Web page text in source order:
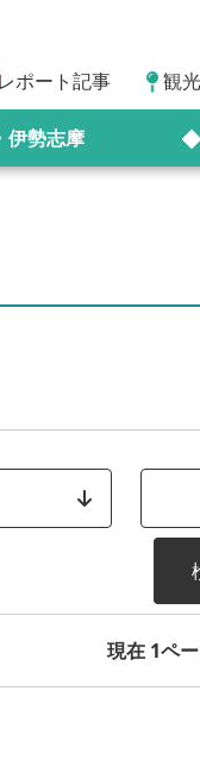
レポート記事 観
伊勢志摩
現在 1ペ